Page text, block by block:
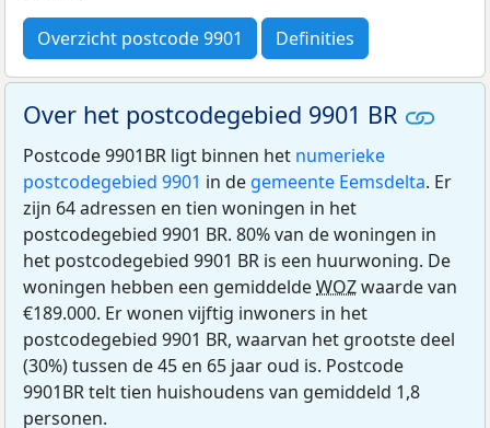
Overzicht postcode 9901 Definities
Over het postcodegebied 9901 BR
Postcode 9901BR ligt binnen het numerieke
postcodegebied 9901 in de gemeente Eemsdelta. Er
zijn 64 adressen en tien woningen in het
postcodegebied 9901 BR. 80% van de woningen in
het postcodegebied 9901 BR is een huurwoning. De
woningen hebben een gemiddeldeWOZwaarde van
€189.000. Er wonen vijftig inwoners in het
postcodegebied 9901 BR, waarvan het grootste deel
(30%) tussen de 45 en 65 jaar oud is. Postcode
9901BR telt tien huishoudens van gemiddeld 1,8
personen.